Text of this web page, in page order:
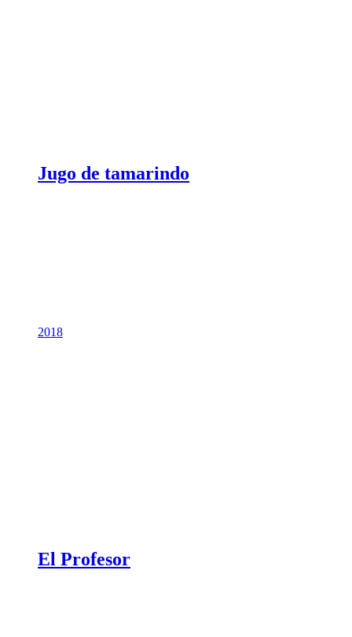
Jugo de tamarindo
2018
El Profesor